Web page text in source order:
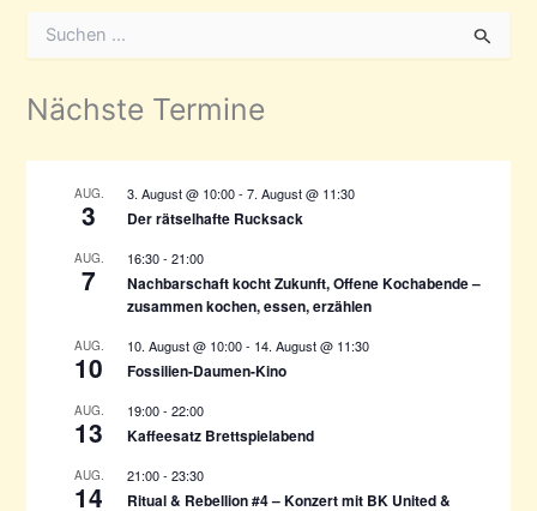
e
n
Nächste Termine
AUG.
3
3. August @ 10:00-7. August @ 11:30
Der rätselhafte Rucksack
AUG.
7
16:30-21:00
Nachbarschaft kocht Zukunft, Offene Kochabende –
zusammen kochen, essen, erzählen
AUG.
10
10. August @ 10:00- 14. August @ 11:30
Fossilien-Daumen-Kino
AUG.
13
19:00-22:00
Kaffeesatz Brettspielabend
AUG.
14
21:00-23:30
Ritual & Rebellion #4 – Konzert mit BK United &